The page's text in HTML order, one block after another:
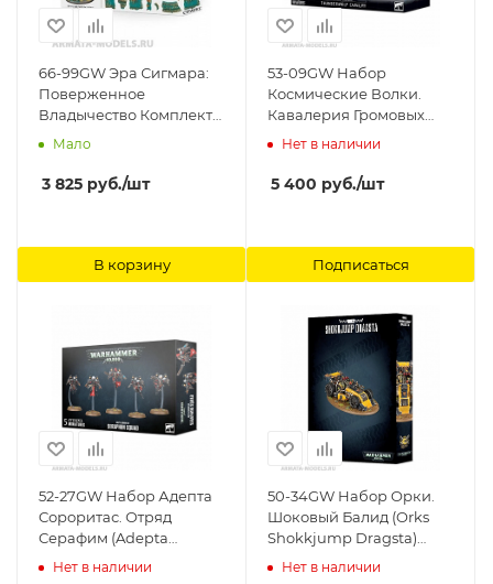
66-99GW Эра Сигмара:
Поверженное
Владычество Комплект
художественных
оформления подставок
(Aos: Shattered
Мало
3 825 руб./шт
В корзину
53-09GW Набор
Космические Волки.
Кавалерия Громовых
Волков (Space Wolves
Games Workshop
Нет в наличии
5 400 руб./шт
Подписаться
52-27GW Набор Адепта
Сороритас. Отряд
Серафим (Adepta
Sororitas Seraphim
Нет в наличии
50-34GW Набор Орки.
Шоковый Балид (Orks
Shokkjump Dragsta)
Games Workshop
Нет в наличии